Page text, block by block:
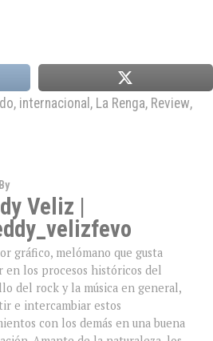
, internacional , La Renga, Review,
Veliz |
gráfico, melómano que gusta
en los procesos históricos del
del rock y la música en general,
e intercambiar estos
con los demás en una buena